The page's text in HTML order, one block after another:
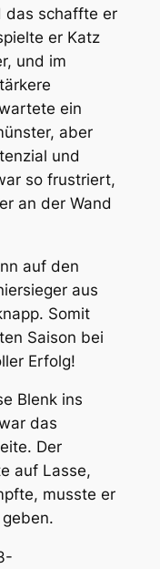
das schaffte er
er Katz
und im
ein
aber
und
so frustriert,
an der Wand
auf den
aus
Somit
Saison bei
Erfolg!
Blenk ins
das
Der
auf Lasse,
musste er